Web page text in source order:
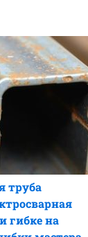
труба
гибке на